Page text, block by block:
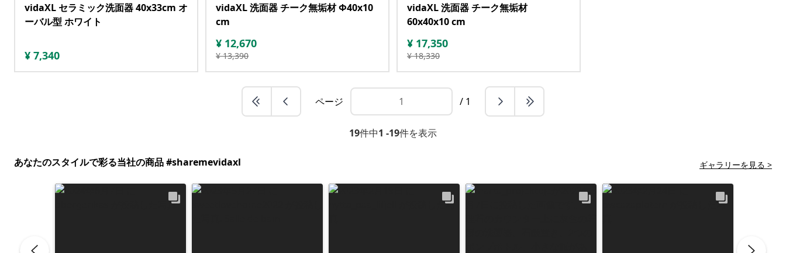
vidaXL セラミック洗面器 40x33cm オ
ーバル型 ホワイト
¥ 7,340
vidaXL 洗面器 チーク無垢材 Φ40x10
cm
¥ 12,670
¥ 13,390
vidaXL 洗面器 チーク無垢材
60x40x10 cm
¥ 17,350
¥ 18,330
ページ / 1
19件中1 -19件を表示
あなたのスタイルで彩る当社の商品 #sharemevidaxl ギャラリーを見る >